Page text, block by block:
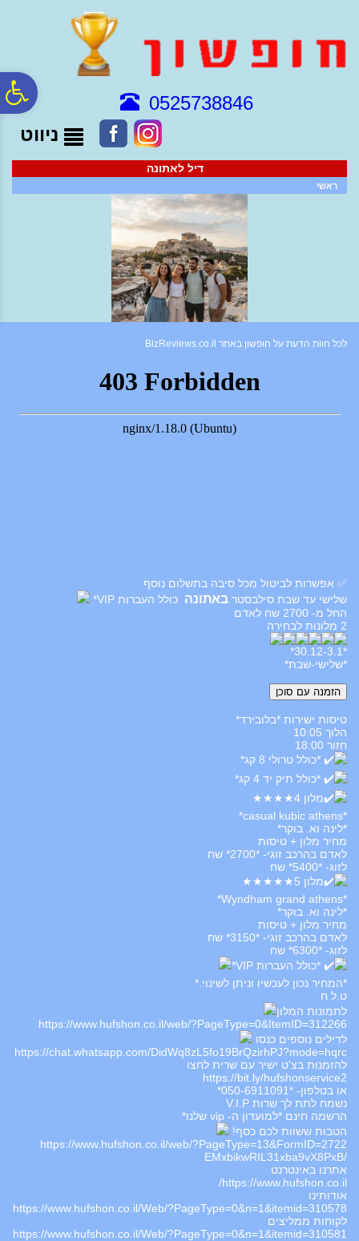
נגישות
0525738846
ניווט
דיל לאתונה
ראשי
לכל חוות הדעת על חופשון באתר BizReviews.co.il
✅ אפשרות לביטול מכל סיבה בתשלום נוסף
שלישי עד שבת סילבסטר באתונה כולל העברות VIP*
החל מ- 2700 שח לאדם
2 מלונות לבחירה
*30.12-3.1*
*שלישי-שבת*
טיסות ישירות *בלובירד*
הלוך 10:05
חזור 18:00
*כולל טרולי 8 קג*
*כולל תיק יד 4 קג*
מלון 4★★★★
*casual kubic athens*
*לינה וא. בוקר*
מחיר מלון + טיסות
לאדם בהרכב זוגי- *2700* שח
לזוג- *5400* שח
מלון 5★★★★★
*Wyndham grand athens*
*לינה וא. בוקר*
מחיר מלון + טיסות
לאדם בהרכב זוגי- *3150* שח
לזוג- *6300* שח
*כולל העברות VIP*
*המחיר נכון לעכשיו וניתן לשינוי.*
ט.ל ח
לתמונות המלון
https://www.hufshon.co.il/web/?PageType=0&ItemID=312266
לדילים נוספים כנסו
https://chat.whatsapp.com/DidWq8zL5fo19BrQzirhPJ?mode=hqrc
להזמנות בצ'ט ישיר עם שרית לחצו
https://bit.ly/hufshonservice2
או בטלפון- *050-6911091*
נשמח לתת לך שרות V.I.P
הרשמה חינם *למועדון ה- vip שלנו*
הטבות ששוות לכם כסף!
https://www.hufshon.co.il/web/?PageType=13&FormID=2722
/EMxbikwRIL31xba9vX8PxB
אתרנו באינטרנט
https://www.hufshon.co.il/
אודותינו
https://www.hufshon.co.il/Web/?PageType=0&n=1&itemid=310578
לקוחות ממליצים
https://www.hufshon.co.il/Web/?PageType=0&n=1&itemid=310581